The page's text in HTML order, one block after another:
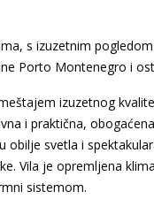
s izuzetnim
Porto Montenegro i
izuzetnog
i praktična,
obilje svetla i
Vila je opremljena
sistemom.